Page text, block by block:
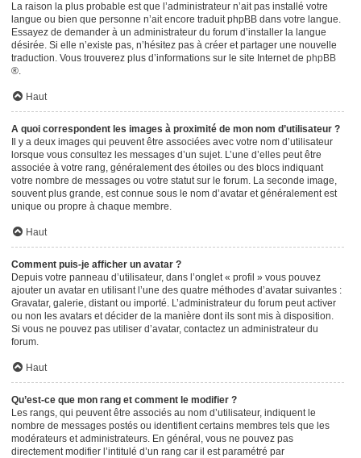
La raison la plus probable est que l’administrateur n’ait pas installé votre
langue ou bien que personne n’ait encore traduit phpBB dans votre langue.
Essayez de demander à un administrateur du forum d’installer la langue
désirée. Si elle n’existe pas, n’hésitez pas à créer et partager une nouvelle
traduction. Vous trouverez plus d’informations sur le site Internet de phpBB
®.
Haut
A quoi correspondent les images à proximité de mon nom d’utilisateur ?
Il y a deux images qui peuvent être associées avec votre nom d’utilisateur
lorsque vous consultez les messages d’un sujet. L’une d’elles peut être
associée à votre rang, généralement des étoiles ou des blocs indiquant
votre nombre de messages ou votre statut sur le forum. La seconde image,
souvent plus grande, est connue sous le nom d’avatar et généralement est
unique ou propre à chaque membre.
Haut
Comment puis-je afficher un avatar ?
Depuis votre panneau d’utilisateur, dans l’onglet « profil » vous pouvez
ajouter un avatar en utilisant l’une des quatre méthodes d’avatar suivantes :
Gravatar, galerie, distant ou importé. L’administrateur du forum peut activer
ou non les avatars et décider de la manière dont ils sont mis à disposition.
Si vous ne pouvez pas utiliser d’avatar, contactez un administrateur du
forum.
Haut
Qu’est-ce que mon rang et comment le modifier ?
Les rangs, qui peuvent être associés au nom d’utilisateur, indiquent le
nombre de messages postés ou identifient certains membres tels que les
modérateurs et administrateurs. En général, vous ne pouvez pas
directement modifier l’intitulé d’un rang car il est paramétré par